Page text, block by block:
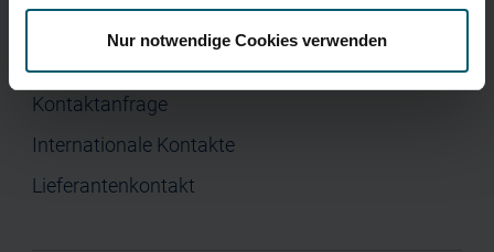
Nur notwendige Cookies verwenden
Kontaktanfrage
Internationale Kontakte
Lieferantenkontakt